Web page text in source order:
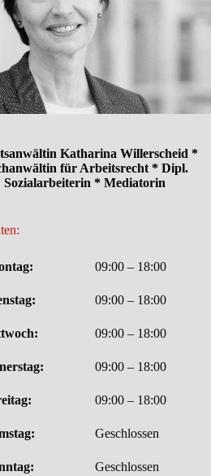
Katharina Willerscheid *
für Arbeitsrecht * Dipl.
Sozialarbeiterin * Mediatorin
09:00 – 18:00
09:00 – 18:00
09:00 – 18:00
09:00 – 18:00
09:00 – 18:00
Geschlossen
Geschlossen